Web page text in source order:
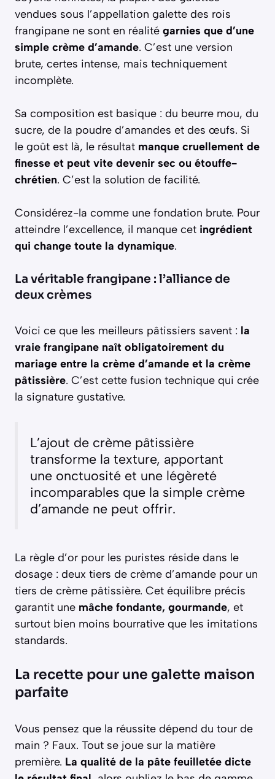
vendues sous l’appellation galette des rois
frangipane ne sont en réalité garnies que d’une
simple crème d’amande. C’est une version
brute, certes intense, mais techniquement
incomplète.
Sa composition est basique : du beurre mou, du
sucre, de la poudre d’amandes et des œufs. Si
le goût est là, le résultat manque cruellement de
finesse et peut vite devenir sec ou étouffe-
chrétien. C’est la solution de facilité.
Considérez-la comme une fondation brute. Pour
atteindre l’excellence, il manque cet ingrédient
qui change toute la dynamique.
La véritable frangipane : l’alliance de
deux crèmes
Voici ce que les meilleurs pâtissiers savent : la
vraie frangipane naît obligatoirement du
mariage entre la crème d’amande et la crème
pâtissière. C’est cette fusion technique qui crée
la signature gustative.
L’ajout de crème pâtissière
transforme la texture, apportant
une onctuosité et une légèreté
incomparables que la simple crème
d’amande ne peut offrir.
La règle d’or pour les puristes réside dans le
dosage : deux tiers de crème d’amande pour un
tiers de crème pâtissière. Cet équilibre précis
garantit une mâche fondante, gourmande, et
surtout bien moins bourrative que les imitations
standards.
La recette pour une galette maison
parfaite
Vous pensez que la réussite dépend du tour de
main ? Faux. Tout se joue sur la matière
première. La qualité de la pâte feuilletée dicte